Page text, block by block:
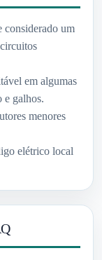
considerado um
em algumas
e galhos.
menores
elétrico local